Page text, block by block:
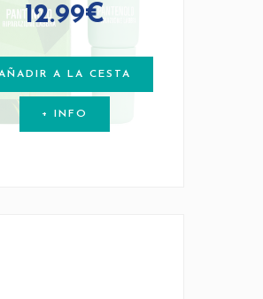
12.99€
A LA CESTA
+ INFO